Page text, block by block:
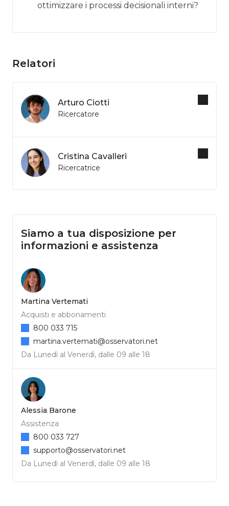
ottimizzare i processi decisionali interni?
Relatori
Arturo Ciotti
Ricercatore
Cristina Cavalleri
Ricercatrice
Siamo a tua disposizione per
informazioni e assistenza
Martina Vertemati
Acquisti e abbonamenti
Da Lunedì al Venerdì, dalle 09 alle 18
800 033 715
martina.vertemati@osservatori.net
Alessia Barone
Assistenza
Da Lunedì al Venerdì, dalle 09 alle 18
800 033 727
supporto@osservatori.net